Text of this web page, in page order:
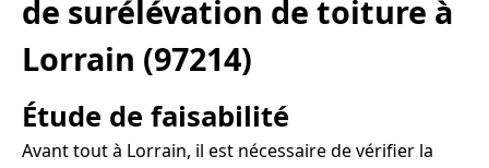
de surélévation de toiture à
Lorrain (97214)
Étude de faisabilité
Avant tout à Lorrain, il est nécessaire de vérifier la